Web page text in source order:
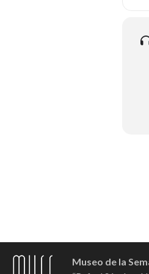
Museo de la